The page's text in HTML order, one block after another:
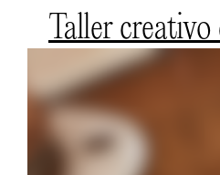
Taller creativo